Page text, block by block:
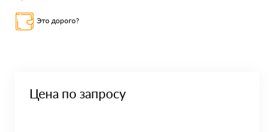
Это дорого?
Цена по запросу